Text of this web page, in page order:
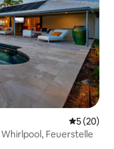
5 (20)
Feuerstelle